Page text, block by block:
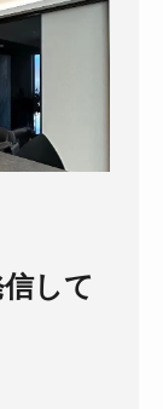
して